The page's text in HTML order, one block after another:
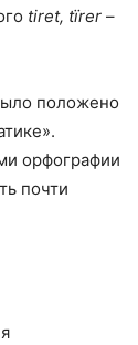
tiret, tїrer –
положено
орфографии
почти